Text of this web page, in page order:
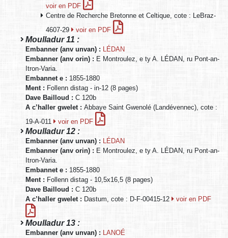
voir en PDF
Centre de Recherche Bretonne et Celtique, cote : LeBraz-
4607-29
voir en PDF
Moulladur 11 :
Embanner (anv unvan) : LÉDAN
Embanner (anv orin) : E Montroulez, e ty A. LÉDAN, ru Pont-an-
Itron-Varia.
Embannet e : 1855-1880
Ment : Follenn distag - in-12 (8 pages)
Dave Bailloud : C 120b
A c’haller gwelet : Abbaye Saint Gwenolé (Landévennec), cote :
19-A-011
voir en PDF
Moulladur 12 :
Embanner (anv unvan) : LÉDAN
Embanner (anv orin) : E Montroulez, e ty A. LÉDAN, ru Pont-an-
Itron-Varia.
Embannet e : 1855-1880
Ment : Follenn distag - 10,5x16,5 (8 pages)
Dave Bailloud : C 120b
A c’haller gwelet : Dastum, cote : D-F-00415-12 voir en PDF
Moulladur 13 :
Embanner (anv unvan) : LANOÉ